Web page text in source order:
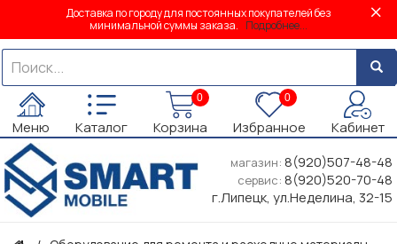
Доставка по городу для постоянных покупателей без
минимальной суммы заказа. Подробнее...
Меню Каталог
0
Корзина
0
Избранное Кабинет
магазин: 8(920)507-48-48
сервис: 8(920)520-70-48
г.Липецк, ул.Неделина, 32-15